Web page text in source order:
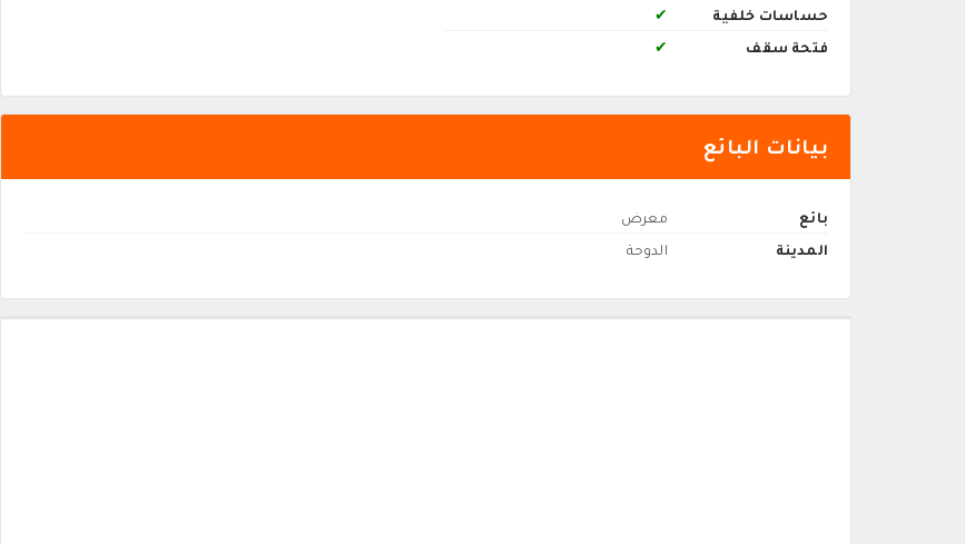
حساسات خلفية
✔
فتحة سقف
✔
بيانات البائع
بائع
معرض
المدينة
الدوحة